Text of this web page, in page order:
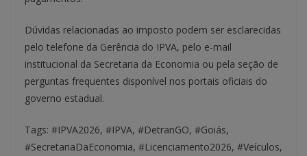
Dúvidas relacionadas ao imposto podem ser esclarecidas
pelo telefone da Gerência do IPVA, pelo e-mail
institucional da Secretaria da Economia ou pela seção de
perguntas frequentes disponível nos portais oficiais do
governo estadual.
Tags: #IPVA2026, #IPVA, #DetranGO, #Goiás,
#SecretariaDaEconomia, #Licenciamento2026, #Veículos,